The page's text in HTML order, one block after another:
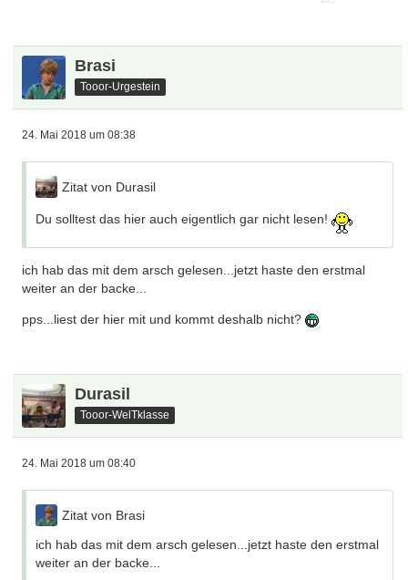
Brasi
Tooor-Urgestein
24. Mai 2018 um 08:38
Zitat von Durasil
Du solltest das hier auch eigentlich gar nicht lesen!
ich hab das mit dem arsch gelesen...jetzt haste den erstmal
weiter an der backe...
pps...liest der hier mit und kommt deshalb nicht?
Durasil
Tooor-WelTklasse
24. Mai 2018 um 08:40
Zitat von Brasi
ich hab das mit dem arsch gelesen...jetzt haste den erstmal
weiter an der backe...